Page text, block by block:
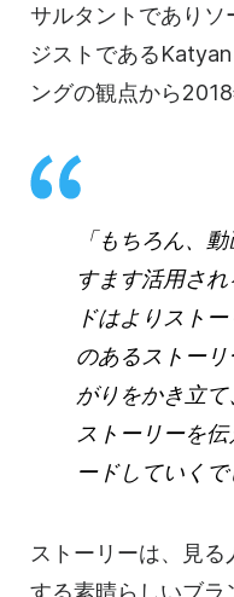
サルタントでありソ
ジストである
ングの観点から
「もちろん、
すます活用さ
ドはよりスト
のあるストー
がりをかき立
ストーリーを
ードしていく
ストーリーは、見
する素晴らしいブラ